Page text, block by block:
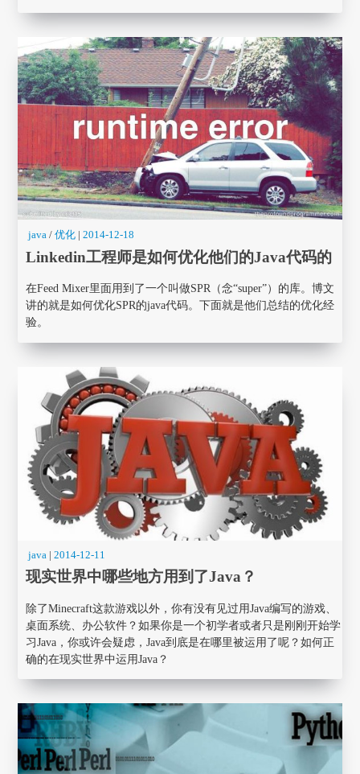
java / 优化 |2014-12-18
Linkedin工程师是如何优化他们的Java代码的
在Feed Mixer里面用到了一个叫做SPR（念“super”）的库。博文
讲的就是如何优化SPR的java代码。下面就是他们总结的优化经
验。
java |2014-12-11
现实世界中哪些地方用到了Java？
除了Minecraft这款游戏以外，你有没有见过用Java编写的游戏、
桌面系统、办公软件？如果你是一个初学者或者只是刚刚开始学
习Java，你或许会疑虑，Java到底是在哪里被运用了呢？如何正
确的在现实世界中运用Java？